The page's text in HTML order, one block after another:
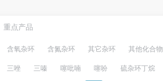
重点产品
含氧杂环 含氮杂环 其它杂环 其他化合物
三唑 三嗪 噻吡喃 噻吩 硫杂环丁烷